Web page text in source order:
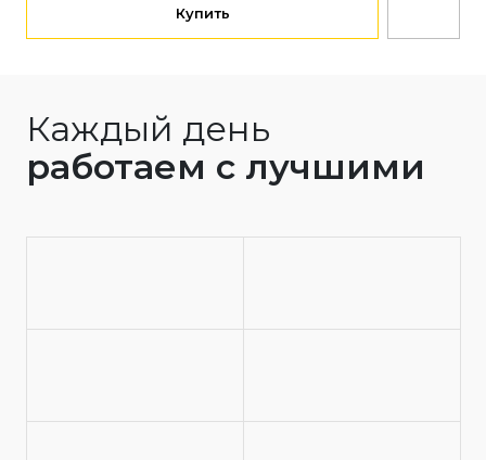
Купить
Каждый день
работаем с лучшими